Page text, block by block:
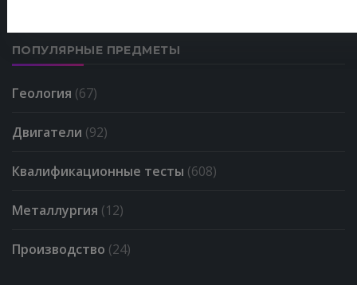
ПОПУЛЯРНЫЕ ПРЕДМЕТЫ
Геология (67)
Двигатели (92)
Квалификационные тесты (608)
Металлургия (12)
Производство (24)